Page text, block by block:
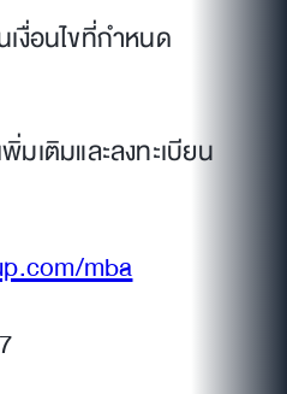
งื่อนไขที่กำหนด
มเติมและลงทะเบียน
mba